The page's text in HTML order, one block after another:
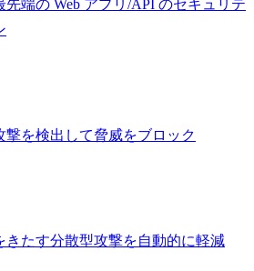
端の Web アプリ/API のセキュリテ
撃を検出して脅威をブロック
きたす分散型攻撃を自動的に軽減